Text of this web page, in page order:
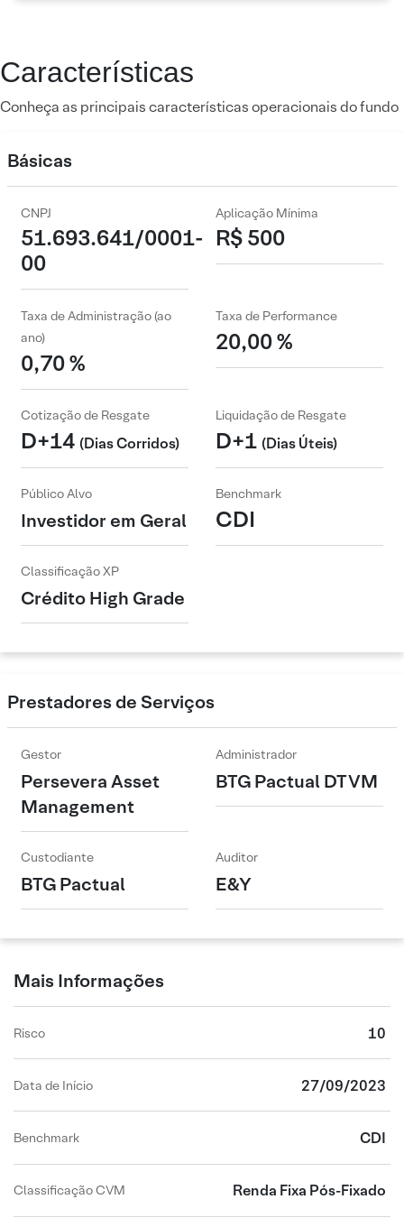
Características
Conheça as principais características operacionais do fundo
Básicas
CNPJ
51.693.641/0001-
00
Aplicação Mínima
R$ 500
Taxa de Administração (ao
ano)
0,70 %
Taxa de Performance
20,00 %
Cotização de Resgate
D+14 (Dias Corridos)
Liquidação de Resgate
D+1 (Dias Úteis)
Público Alvo
Investidor em Geral
Benchmark
CDI
Classificação XP
Crédito High Grade
Prestadores de Serviços
Gestor
Persevera Asset
Management
Administrador
BTG Pactual DTVM
Custodiante
BTG Pactual
Auditor
E&Y
Mais Informações
Risco 10
Data de Início 27/09/2023
Benchmark CDI
Classificação CVM Renda Fixa Pós-Fixado